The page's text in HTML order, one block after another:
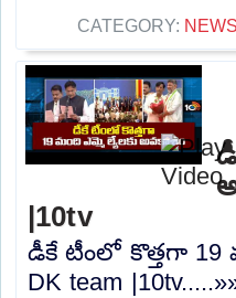
CATEGORY: NEWS
|10tv
డీకే టీంలో కొత్తగా 19
DK team